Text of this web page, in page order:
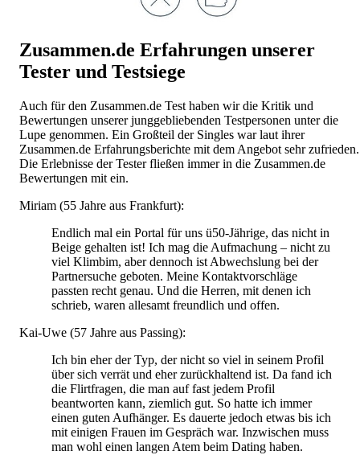
Zusammen.de Erfahrungen unserer
Tester und Testsiege
Auch für den Zusammen.de Test haben wir die Kritik und
Bewertungen unserer junggebliebenden Testpersonen unter die
Lupe genommen. Ein Großteil der Singles war laut ihrer
Zusammen.de Erfahrungsberichte mit dem Angebot sehr zufrieden.
Die Erlebnisse der Tester fließen immer in die Zusammen.de
Bewertungen mit ein.
Miriam (55 Jahre aus Frankfurt):
Endlich mal ein Portal für uns ü50-Jährige, das nicht in
Beige gehalten ist! Ich mag die Aufmachung – nicht zu
viel Klimbim, aber dennoch ist Abwechslung bei der
Partnersuche geboten. Meine Kontaktvorschläge
passten recht genau. Und die Herren, mit denen ich
schrieb, waren allesamt freundlich und offen.
Kai-Uwe (57 Jahre aus Passing):
Ich bin eher der Typ, der nicht so viel in seinem Profil
über sich verrät und eher zurückhaltend ist. Da fand ich
die Flirtfragen, die man auf fast jedem Profil
beantworten kann, ziemlich gut. So hatte ich immer
einen guten Aufhänger. Es dauerte jedoch etwas bis ich
mit einigen Frauen im Gespräch war. Inzwischen muss
man wohl einen langen Atem beim Dating haben.